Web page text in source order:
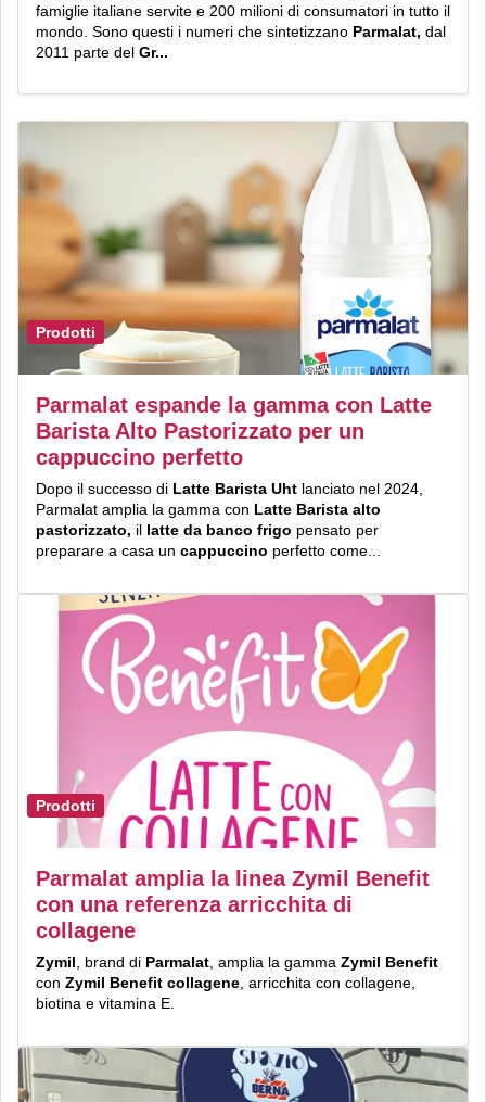
famiglie italiane servite e 200 milioni di consumatori in tutto il
mondo. Sono questi i numeri che sintetizzano Parmalat, dal
2011 parte del Gr...
Prodotti
Parmalat espande la gamma con Latte
Barista Alto Pastorizzato per un
cappuccino perfetto
Dopo il successo di Latte Barista Uht lanciato nel 2024,
Parmalat amplia la gamma con Latte Barista alto
pastorizzato, il latte da banco frigo pensato per
preparare a casa un cappuccino perfetto come...
Prodotti
Parmalat amplia la linea Zymil Benefit
con una referenza arricchita di
collagene
Zymil , brand di Parmalat , amplia la gamma Zymil Benefit
con Zymil Benefit collagene , arricchita con collagene,
biotina e vitamina E.